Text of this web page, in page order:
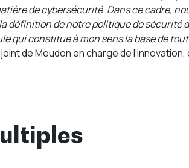
de cybersécurité. Dans ce cadre,
définition de notre politique de sécurité
qui constitue à mon sens la base de
de Meudon en charge de